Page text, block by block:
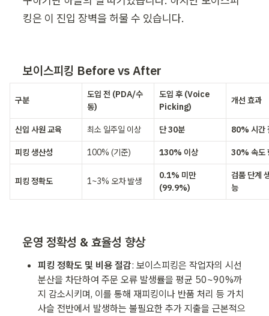
킹은 이 진입 장벽을 허물 수 있습니다.
보이스피킹 Before vs After
구분
도입 전 (PDA/수
동)
도입 후 (Voice
Picking)
개선 효과
신입 사원 교육 최소 일주일 이상 단 30분 80% 시간
피킹 생산성 100% (기준) 130% 이상 30% 속도
피킹 정확도 1~3% 오차 발생
0.1% 미만
(99.9%)
검품 단계
능
운영 정확성 & 효율성 향상
피킹 정확도 및 비용 절감: 보이스피킹은 작업자의 시선
분산을 차단하여 주문 오류 발생률을 평균 50~90%까
지 감소시키며, 이를 통해 재피킹이나 반품 처리 등 가치
사슬 전반에서 발생하는 불필요한 추가 지출을 근본적으